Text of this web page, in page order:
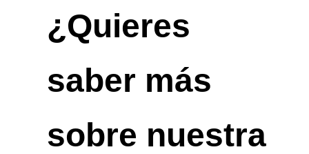
¿Quieres
saber más
sobre nuestra